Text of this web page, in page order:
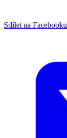
Sdílet na Facebooku